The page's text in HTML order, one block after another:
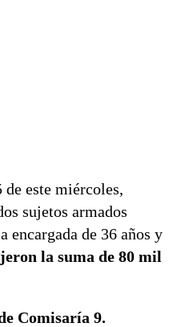
este miércoles,
sujetos armados
encargada de 36 años y
la suma de 80 mil
Comisaría 9.